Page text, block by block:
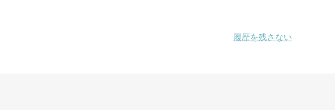
履歴を残さない